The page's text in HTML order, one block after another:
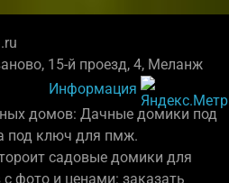
15-й проезд, 4, Меланж
Информация
домов: Дачные домики под
под ключ для пмж.
садовые домики для
фото и ценами: заказать